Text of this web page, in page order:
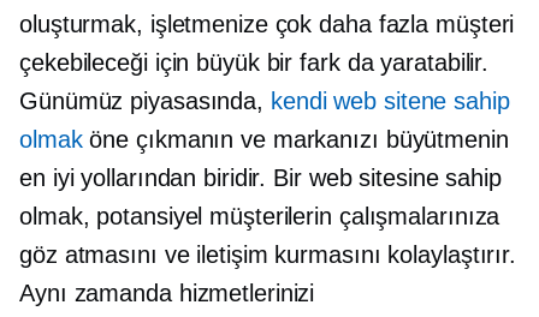
oluşturmak, işletmenize çok daha fazla müşteri
çekebileceği için büyük bir fark da yaratabilir.
Günümüz piyasasında, kendi web sitene sahip
olmaköne çıkmanın ve markanızı büyütmenin
en iyi yollarından biridir. Bir web sitesine sahip
olmak, potansiyel müşterilerin çalışmalarınıza
göz atmasını ve iletişim kurmasını kolaylaştırır.
Aynı zamanda hizmetlerinizi